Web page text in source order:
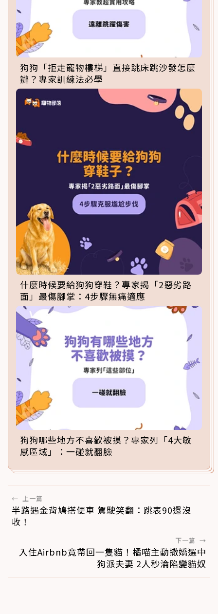
狗狗「拒走寵物樓梯」直接跳床跳沙發怎麼
辦？專家訓練法必學
什麼時候要給狗狗穿鞋？專家揭「2惡劣路
面」最傷腳掌：4步驟無痛適應
狗狗哪些地方不喜歡被摸？專家列「4大敏
感區域」：一碰就翻臉
← 上一篇
半路遇金背鳩搭便車 駕駛笑翻：跳表90還沒
收！
下一篇 →
入住Airbnb竟帶回一隻貓！橘喵主動撒嬌選中
狗派夫妻 2人秒淪陷變貓奴